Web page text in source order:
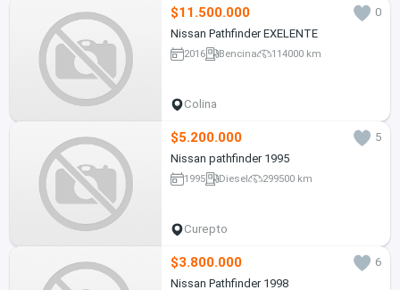
$11.500.000
0
Nissan Pathfinder EXELENTE
2016 Bencina 114000 km
Colina
$5.200.000
5
Nissan pathfinder 1995
1995 Diesel 299500 km
Curepto
$3.800.000
6
Nissan Pathfinder 1998